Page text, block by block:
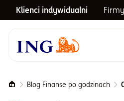
Klienci indywidualni Firmy
Menu główne
Notowania
Blog Finanse po godzinach